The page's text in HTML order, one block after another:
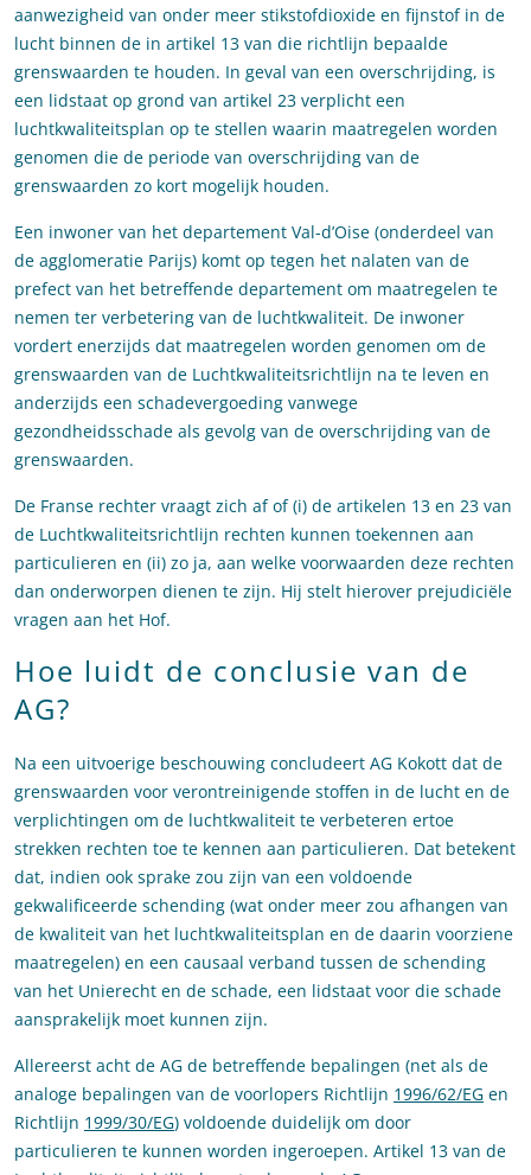
aanwezigheid van onder meer stikstofdioxide en fijnstof in de
lucht binnen de in artikel 13 van die richtlijn bepaalde
grenswaarden te houden. In geval van een overschrijding, is
een lidstaat op grond van artikel 23 verplicht een
luchtkwaliteitsplan op te stellen waarin maatregelen worden
genomen die de periode van overschrijding van de
grenswaarden zo kort mogelijk houden.
Een inwoner van het departement Val-d’Oise (onderdeel van
de agglomeratie Parijs) komt op tegen het nalaten van de
prefect van het betreffende departement om maatregelen te
nemen ter verbetering van de luchtkwaliteit. De inwoner
vordert enerzijds dat maatregelen worden genomen om de
grenswaarden van de Luchtkwaliteitsrichtlijn na te leven en
anderzijds een schadevergoeding vanwege
gezondheidsschade als gevolg van de overschrijding van de
grenswaarden.
De Franse rechter vraagt zich af of (i) de artikelen 13 en 23 van
de Luchtkwaliteitsrichtlijn rechten kunnen toekennen aan
particulieren en (ii) zo ja, aan welke voorwaarden deze rechten
dan onderworpen dienen te zijn. Hij stelt hierover prejudiciële
vragen aan het Hof.
Hoe luidt de conclusie van de
AG?
Na een uitvoerige beschouwing concludeert AG Kokott dat de
grenswaarden voor verontreinigende stoffen in de lucht en de
verplichtingen om de luchtkwaliteit te verbeteren ertoe
strekken rechten toe te kennen aan particulieren. Dat betekent
dat, indien ook sprake zou zijn van een voldoende
gekwalificeerde schending (wat onder meer zou afhangen van
de kwaliteit van het luchtkwaliteitsplan en de daarin voorziene
maatregelen) en een causaal verband tussen de schending
van het Unierecht en de schade, een lidstaat voor die schade
aansprakelijk moet kunnen zijn.
Allereerst acht de AG de betreffende bepalingen (net als de
analoge bepalingen van de voorlopers Richtlijn 1996/62/EG en
Richtlijn 1999/30/EG) voldoende duidelijk om door
particulieren te kunnen worden ingeroepen. Artikel 13 van de